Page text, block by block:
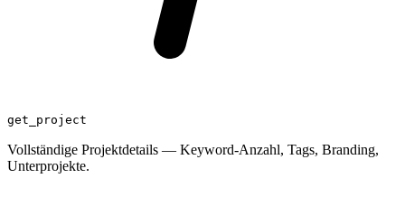
get_project
Vollständige Projektdetails — Keyword-Anzahl, Tags, Branding,
Unterprojekte.